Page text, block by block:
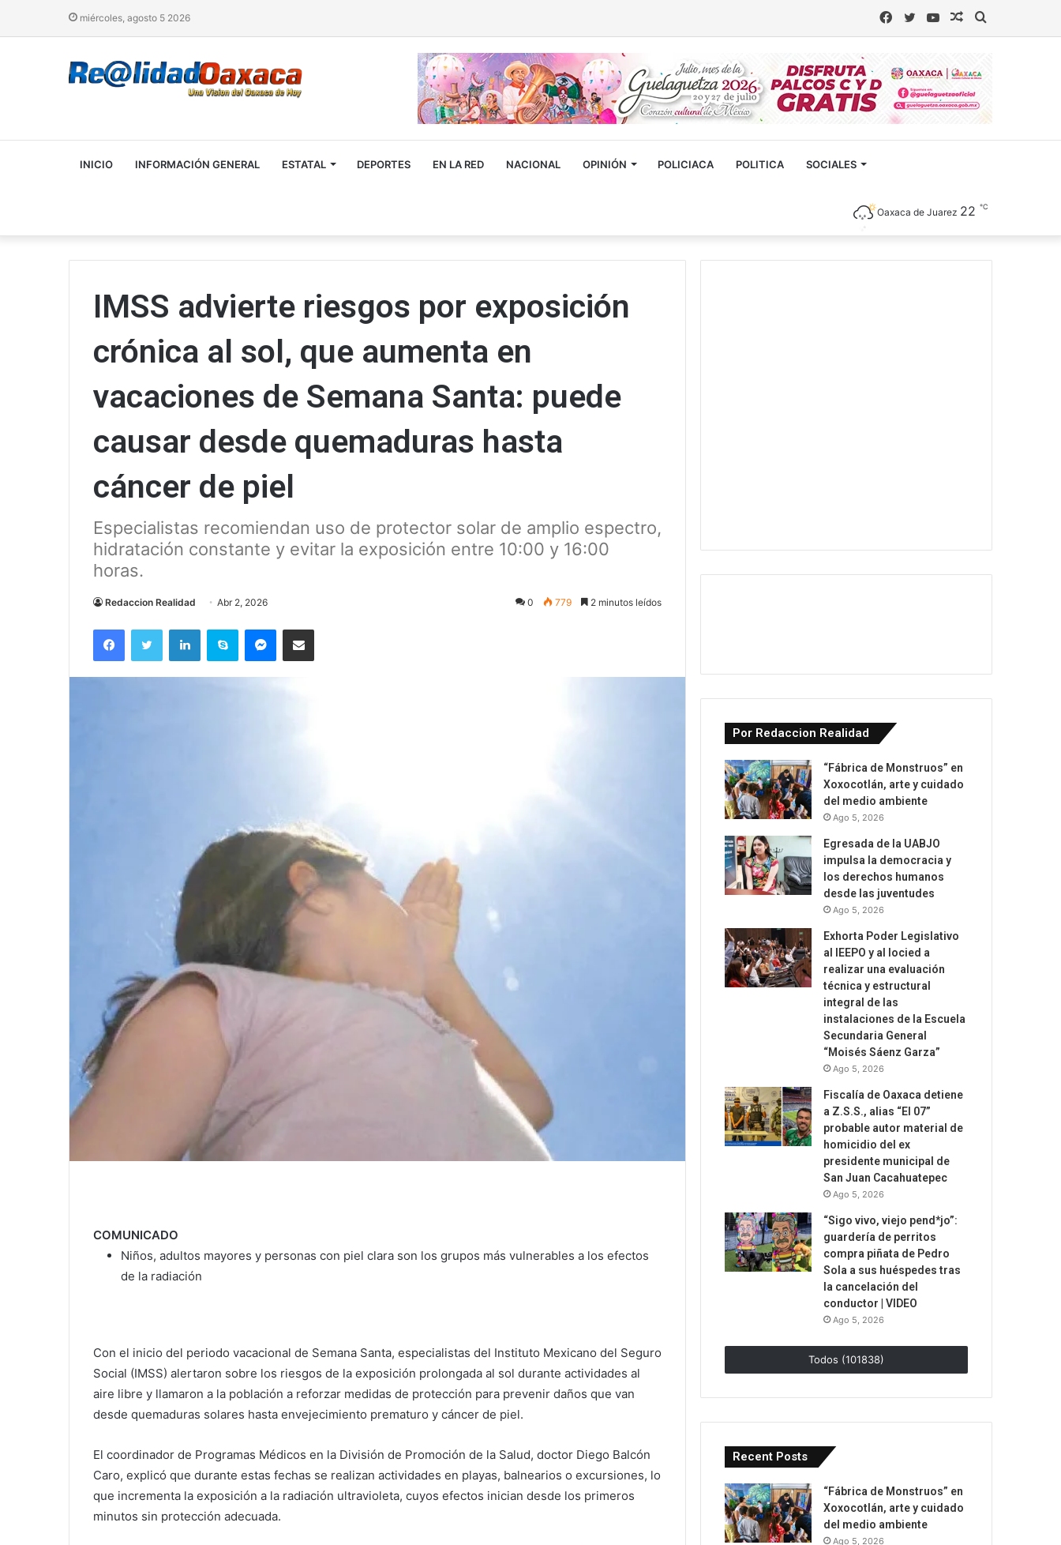
miércoles, agosto 5 2026 Buscar
Artículo
YouTube
Twitter
Facebook
INICIO INFORMACIÓN GENERAL ESTATAL DEPORTES EN LA RED NACIONAL OPINIÓN POLICIACA POLITICA SOCIALES
Oaxaca de Juarez 22 ℃
IMSS advierte riesgos por exposición
crónica al sol, que aumenta en
vacaciones de Semana Santa: puede
causar desde quemaduras hasta
cáncer de piel
Especialistas recomiendan uso de protector solar de amplio espectro,
hidratación constante y evitar la exposición entre 10:00 y 16:00
horas.
Redaccion Realidad Abr 2, 2026 0 779 2 minutos leídos
FacebookTwitter LinkedInSkype MessengerCompartir via correo electrónico
COMUNICADO
Niños, adultos mayores y personas con piel clara son los grupos más vulnerables a los efectos
de la radiación
Con el inicio del periodo vacacional de Semana Santa, especialistas del Instituto Mexicano del Seguro
Social (IMSS) alertaron sobre los riesgos de la exposición prolongada al sol durante actividades al
aire libre y llamaron a la población a reforzar medidas de protección para prevenir daños que van
desde quemaduras solares hasta envejecimiento prematuro y cáncer de piel.
El coordinador de Programas Médicos en la División de Promoción de la Salud, doctor Diego Balcón
Caro, explicó que durante estas fechas se realizan actividades en playas, balnearios o excursiones, lo
que incrementa la exposición a la radiación ultravioleta, cuyos efectos inician desde los primeros
minutos sin protección adecuada.
Por Redaccion Realidad
“Fábrica de Monstruos” en
Xoxocotlán, arte y cuidado
del medio ambiente
Ago 5, 2026
Egresada de la UABJO
impulsa la democracia y
los derechos humanos
desde las juventudes
Ago 5, 2026
Exhorta Poder Legislativo
al IEEPO y al Iocied a
realizar una evaluación
técnica y estructural
integral de las
instalaciones de la Escuela
Secundaria General
“Moisés Sáenz Garza”
Ago 5, 2026
Fiscalía de Oaxaca detiene
a Z.S.S., alias “El 07”
probable autor material de
homicidio del ex
presidente municipal de
San Juan Cacahuatepec
Ago 5, 2026
“Sigo vivo, viejo pend*jo”:
guardería de perritos
compra piñata de Pedro
Sola a sus huéspedes tras
la cancelación del
conductor | VIDEO
Ago 5, 2026
Todos (101838)
Recent Posts
“Fábrica de Monstruos” en
Xoxocotlán, arte y cuidado
del medio ambiente
Ago 5, 2026